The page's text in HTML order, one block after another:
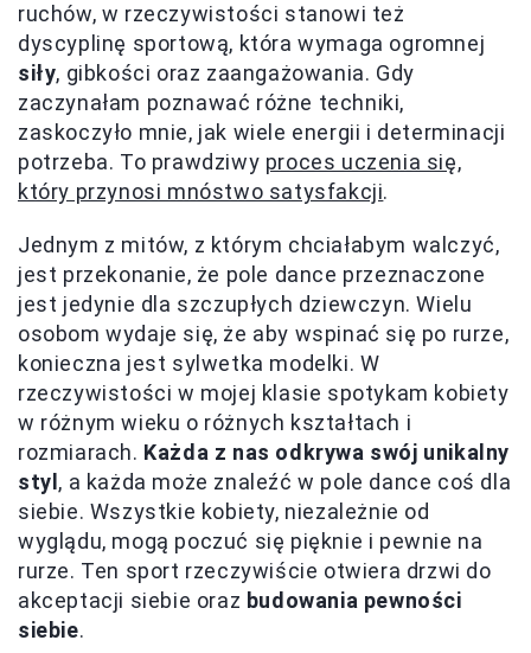
ruchów, w rzeczywistości stanowi też
dyscyplinę sportową, która wymaga ogromnej
siły, gibkości oraz zaangażowania. Gdy
zaczynałam poznawać różne techniki,
zaskoczyło mnie, jak wiele energii i determinacji
potrzeba. To prawdziwy proces uczenia się,
który przynosi mnóstwo satysfakcji.
Jednym z mitów, z którym chciałabym walczyć,
jest przekonanie, że pole dance przeznaczone
jest jedynie dla szczupłych dziewczyn. Wielu
osobom wydaje się, że aby wspinać się po rurze,
konieczna jest sylwetka modelki. W
rzeczywistości w mojej klasie spotykam kobiety
w różnym wieku o różnych kształtach i
rozmiarach. Każda z nas odkrywa swój unikalny
styl , a każda może znaleźć w pole dance coś dla
siebie. Wszystkie kobiety, niezależnie od
wyglądu, mogą poczuć się pięknie i pewnie na
rurze. Ten sport rzeczywiście otwiera drzwi do
akceptacji siebie oraz budowania pewności
siebie.